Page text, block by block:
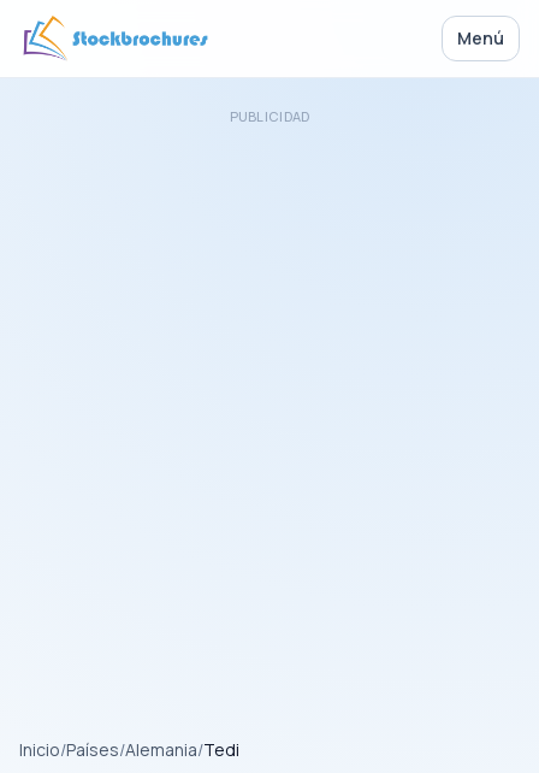
Menú
PUBLICIDAD
Inicio/Países/Alemania/Tedi